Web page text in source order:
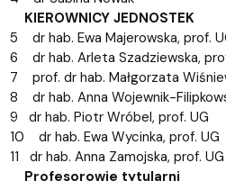
KIEROWNICY JEDNOSTEK
5 dr hab. Ewa Majerowska, prof.
6 dr hab. Arleta Szadziewska,
7 prof. dr hab. Małgorzata
8 dr hab. Anna Wojewnik-
9 dr hab. Piotr Wróbel, prof. UG
10 dr hab. Ewa Wycinka, prof. UG
11 dr hab. Anna Zamojska, prof. UG
Profesorowie tytularni